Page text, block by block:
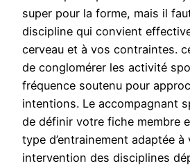
super pour la forme, mais il
discipline qui convient
cerveau et à vos contraintes.
de conglomérer les activité
fréquence soutenu pour
intentions. Le accompagnant
de définir votre fiche membre
type d’entrainement adaptée à
intervention des disciplines